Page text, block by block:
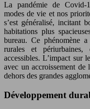
La pandémie de Covid-
modes de vie et nos
s’est généralisé, incitant
habitations plus
bureau. Ce phénomène
rurales et
accessibles. L’impact sur
avec un accroissement de
dehors des grandes
Développement